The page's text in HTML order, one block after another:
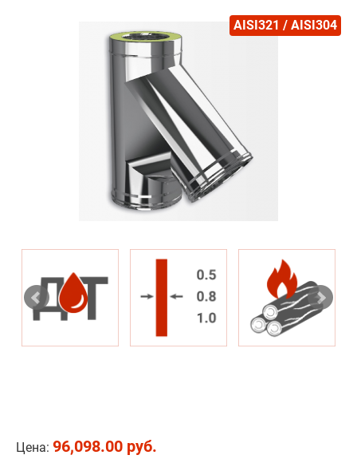
AISI321 / AISI304
Цена: 96,098.00 руб.